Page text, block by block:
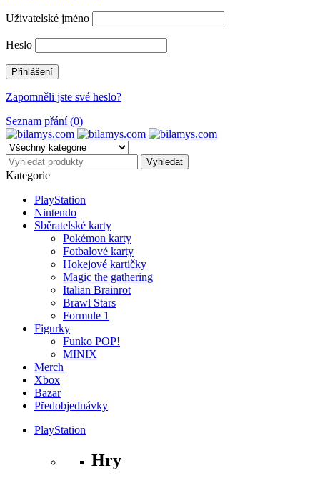
Uživatelské jméno
Heslo
Zapomněli jste své heslo?
Seznam přání (0)
Kategorie
PlayStation
Nintendo
Sběratelské karty
Pokémon karty
Fotbalové karty
Hokejové kartičky
Magic the gathering
Italian Brainrot
Brawl Stars
Formule 1
Figurky
Funko POP!
MINIX
Merch
Xbox
Bazar
Předobjednávky
PlayStation
Hry